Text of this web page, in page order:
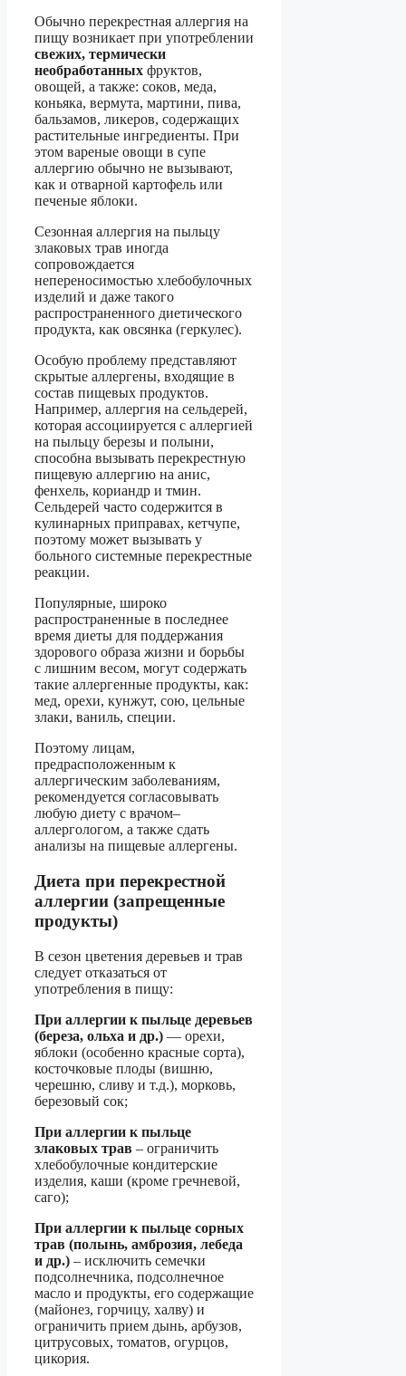
Обычно перекрестная аллергия на
пищу возникает при употреблении
свежих, термически
необработанных фруктов,
овощей, а также: соков, меда,
коньяка, вермута, мартини, пива,
бальзамов, ликеров, содержащих
растительные ингредиенты. При
этом вареные овощи в супе
аллергию обычно не вызывают,
как и отварной картофель или
печеные яблоки.
Сезонная аллергия на пыльцу
злаковых трав иногда
сопровождается
непереносимостью хлебобулочных
изделий и даже такого
распространенного диетического
продукта, как овсянка (геркулес).
Особую проблему представляют
скрытые аллергены, входящие в
состав пищевых продуктов.
Например, аллергия на сельдерей,
которая ассоциируется с аллергией
на пыльцу березы и полыни,
способна вызывать перекрестную
пищевую аллергию на анис,
фенхель, кориандр и тмин.
Сельдерей часто содержится в
кулинарных приправах, кетчупе,
поэтому может вызывать у
больного системные перекрестные
реакции.
Популярные, широко
распространенные в последнее
время диеты для поддержания
здорового образа жизни и борьбы
с лишним весом, могут содержать
такие аллергенные продукты, как:
мед, орехи, кунжут, сою, цельные
злаки, ваниль, специи.
Поэтому лицам,
предрасположенным к
аллергическим заболеваниям,
рекомендуется согласовывать
любую диету с врачом–
аллергологом, а также сдать
анализы на пищевые аллергены.
Диета при перекрестной
аллергии (запрещенные
продукты)
В сезон цветения деревьев и трав
следует отказаться от
употребления в пищу:
При аллергии к пыльце деревьев
(береза, ольха и др.) — орехи,
яблоки (особенно красные сорта),
косточковые плоды (вишню,
черешню, сливу и т.д.), морковь,
березовый сок;
При аллергии к пыльце
злаковых трав – ограничить
хлебобулочные кондитерские
изделия, каши (кроме гречневой,
саго);
При аллергии к пыльце сорных
трав (полынь, амброзия, лебеда
и др.) – исключить семечки
подсолнечника, подсолнечное
масло и продукты, его содержащие
(майонез, горчицу, халву) и
ограничить прием дынь, арбузов,
цитрусовых, томатов, огурцов,
цикория.